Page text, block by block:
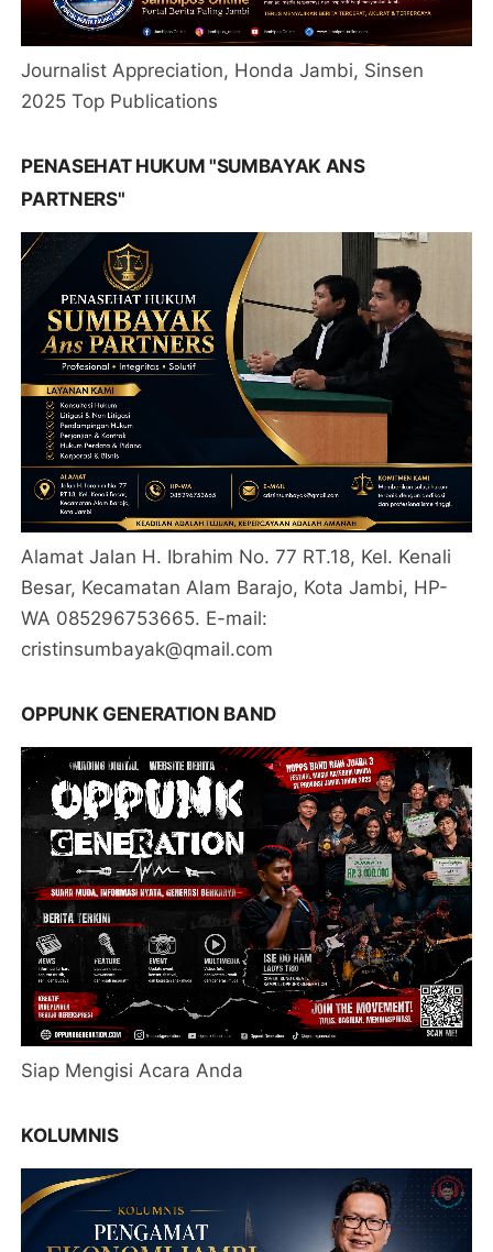
Journalist Appreciation, Honda Jambi, Sinsen
2025 Top Publications
PENASEHAT HUKUM "SUMBAYAK ANS
PARTNERS"
Alamat Jalan H. Ibrahim No. 77 RT.18, Kel. Kenali
Besar, Kecamatan Alam Barajo, Kota Jambi, HP-
WA 085296753665. E-mail:
cristinsumbayak@qmail.com
OPPUNK GENERATION BAND
Siap Mengisi Acara Anda
KOLUMNIS